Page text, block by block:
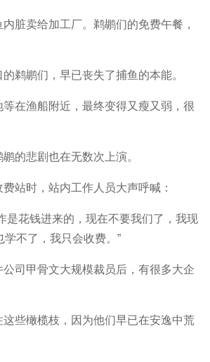
脏卖给加工厂。鹈鹕们的免费午餐，
鹈鹕们，早已丧失了捕鱼的本能。
等在渔船附近，最终变得又瘦又弱，很
的悲剧也在无数次上演。
站时，站内工作人员大声呼喊：
是花钱进来的，现在不要我们了，我现
不了，我只会收费。”
司甲骨文大规模裁员后，有很多大企
些橄榄枝，因为他们早已在安逸中荒